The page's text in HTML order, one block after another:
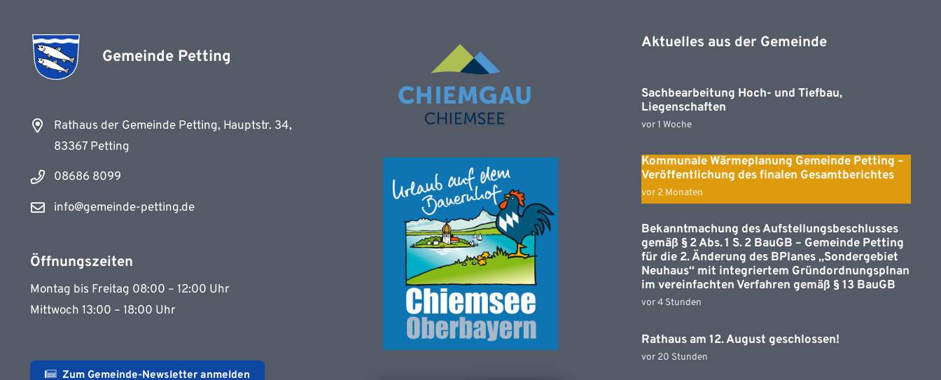
Gemeinde Petting
Rathaus der Gemeinde Petting, Hauptstr. 34,
83367 Petting
08686 8099
info@gemeinde-petting.de
Öffnungszeiten
Montag bis Freitag 08:00 – 12:00 Uhr
Mittwoch 13:00 – 18:00 Uhr
Zum Gemeinde-Newsletter anmelden
Aktuelles aus der Gemeinde
Sachbearbeitung Hoch- und Tiefbau,
Liegenschaften
vor 1 Woche
Kommunale Wärmeplanung Gemeinde Petting –
Veröffentlichung des finalen Gesamtberichtes
vor 2 Monaten
Bekanntmachung des Aufstellungsbeschlusses
gemäß § 2 Abs. 1 S. 2 BauGB – Gemeinde Petting
für die 2. Änderung des BPlanes „Sondergebiet
Neuhaus“ mit integriertem Gründordnungsplnan
im vereinfachten Verfahren gemäß § 13 BauGB
vor 4 Stunden
Rathaus am 12. August geschlossen!
vor 20 Stunden